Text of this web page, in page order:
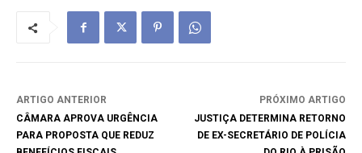
ARTIGO ANTERIOR
CÂMARA APROVA URGÊNCIA
PARA PROPOSTA QUE REDUZ
PRÓXIMO ARTIGO
JUSTIÇA DETERMINA RETORNO
DE EX-SECRETÁRIO DE POLÍCIA